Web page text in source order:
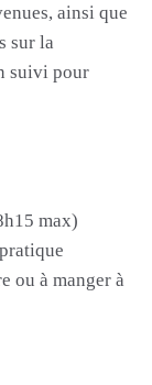
ainsi que
sur la
suivi pour
max)
ou à manger à